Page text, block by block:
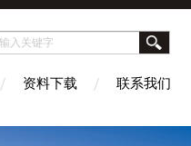
资料下载 联系我们